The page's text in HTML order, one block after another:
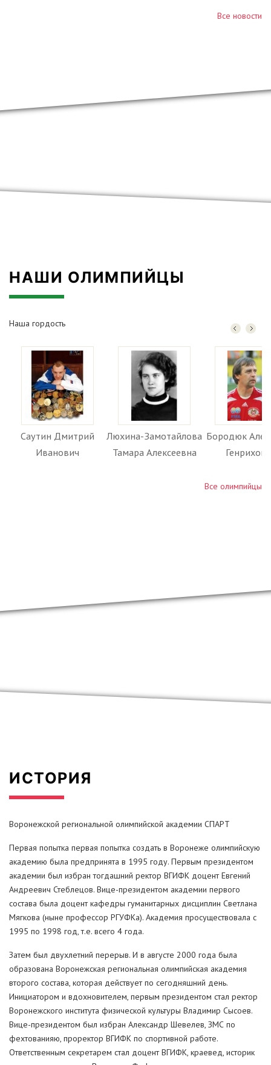
Все новости
НАШИ ОЛИМПИЙЦЫ
Наша гордость
Саутин Дмитрий
Иванович
Люхина-Замотайлова
Тамара Алексеевна
Бородюк
Все олимпийцы
ИСТОРИЯ
Воронежской региональной олимпийской академии СПАРТ
Первая попытка первая попытка создать в Воронеже олимпийскую
академию была предпринята в 1995 году. Первым президентом
академии был избран тогдашний ректор ВГИФК доцент Евгений
Андреевич Стеблецов. Вице-президентом академии первого
состава была доцент кафедры гуманитарных дисциплин Светлана
Мягкова (ныне профессор РГУФКа). Академия просуществовала с
1995 по 1998 год, т.е. всего 4 года.
Затем был двухлетний перерыв. И в августе 2000 года была
образована Воронежская региональная олимпийская академия
второго состава, которая действует по сегодняшний день.
Инициатором и вдохновителем, первым президентом стал ректор
Воронежского института физической культуры Владимир Сысоев.
Вице-президентом был избран Александр Шевелев, ЗМС по
фехтованияю, проректор ВГИФК по спортивной работе.
Ответственным секретарем стал доцент ВГИФК, краевед, историк